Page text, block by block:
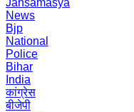
Jansamasya
News
Bjp
National
Police
Bihar
India
कांग्रेस
बीजेपी